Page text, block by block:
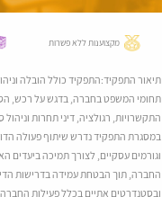
מקצוענות ללא פשרות
תיאור התפקיד:התפקיד כולל הובלה
תחומי המשפט בחברה, בדגש על רכש,
התקשרויות, רגולציה, דיני תחרות
במסגרת התפקיד נדרש שיתוף פעולה
וגורמים עסקיים, לצורך תמיכה ביעדים
החברה, תוך הבטחת עמידה בדרישות
ובסטנדרטים אתיים בכלל פעילות